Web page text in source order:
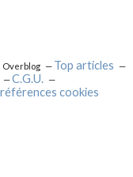
Overblog
Top articles
C.G.U.
cookies